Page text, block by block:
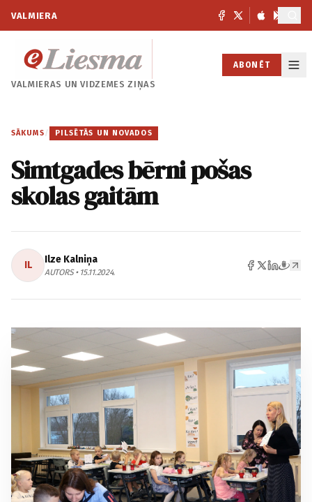
VALMIERA
VALMIERAS UNVIDZEMES ZIŅAS
ABONĒT
SĀKUMS / PILSĒTĀS UN NOVADOS
Simtgades bērni pošas
skolas gaitām
IL Ilze Kalniņa
AUTORS • 15.11.2024.